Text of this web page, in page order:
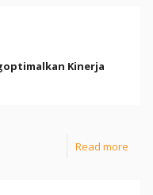
Kinerja
Read more